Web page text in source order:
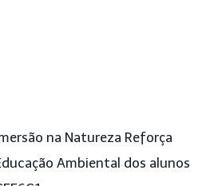
na Natureza Reforça
Ambiental dos alunos